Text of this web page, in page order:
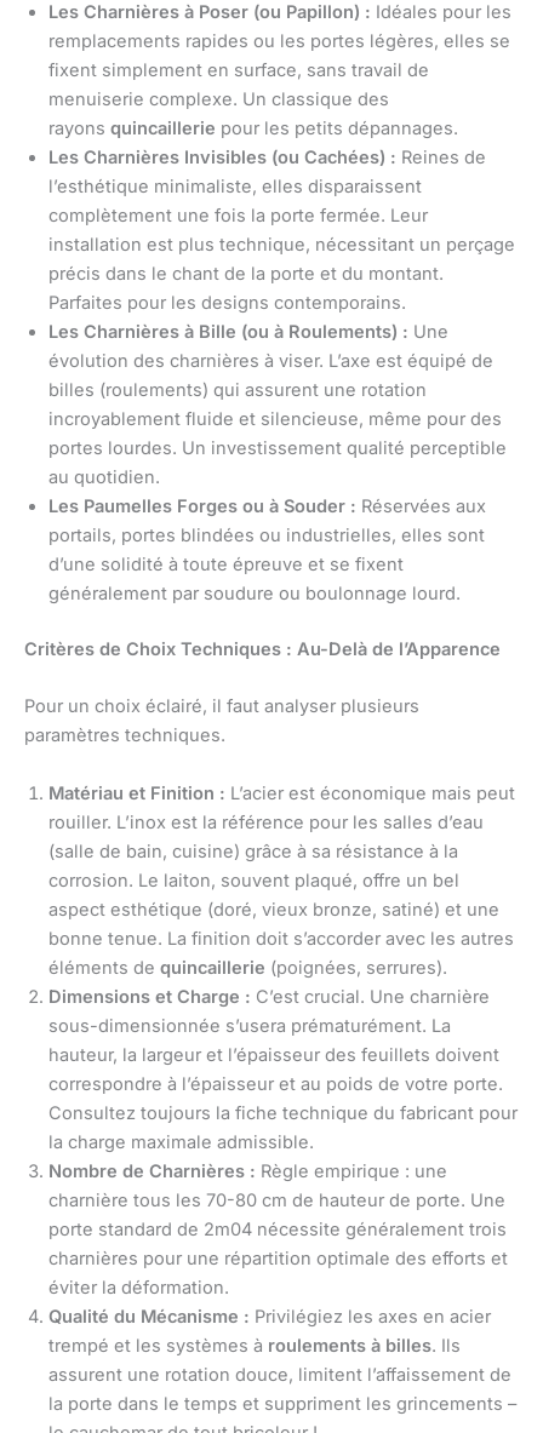
Les Charnières à Poser (ou Papillon) : Idéales pour les
remplacements rapides ou les portes légères, elles se
fixent simplement en surface, sans travail de
menuiserie complexe. Un classique des
rayons quincaillerie pour les petits dépannages.
Les Charnières Invisibles (ou Cachées) : Reines de
l’esthétique minimaliste, elles disparaissent
complètement une fois la porte fermée. Leur
installation est plus technique, nécessitant un perçage
précis dans le chant de la porte et du montant.
Parfaites pour les designs contemporains.
Les Charnières à Bille (ou à Roulements) : Une
évolution des charnières à viser. L’axe est équipé de
billes (roulements) qui assurent une rotation
incroyablement fluide et silencieuse, même pour des
portes lourdes. Un investissement qualité perceptible
au quotidien.
Les Paumelles Forges ou à Souder : Réservées aux
portails, portes blindées ou industrielles, elles sont
d’une solidité à toute épreuve et se fixent
généralement par soudure ou boulonnage lourd.
Critères de Choix Techniques : Au-Delà de l’Apparence
Pour un choix éclairé, il faut analyser plusieurs
paramètres techniques.
Matériau et Finition : L’acier est économique mais peut
rouiller. L’inox est la référence pour les salles d’eau
(salle de bain, cuisine) grâce à sa résistance à la
corrosion. Le laiton, souvent plaqué, offre un bel
aspect esthétique (doré, vieux bronze, satiné) et une
bonne tenue. La finition doit s’accorder avec les autres
éléments de quincaillerie (poignées, serrures).
Dimensions et Charge : C’est crucial. Une charnière
sous-dimensionnée s’usera prématurément. La
hauteur, la largeur et l’épaisseur des feuillets doivent
correspondre à l’épaisseur et au poids de votre porte.
Consultez toujours la fiche technique du fabricant pour
la charge maximale admissible.
Nombre de Charnières : Règle empirique : une
charnière tous les 70-80 cm de hauteur de porte. Une
porte standard de 2m04 nécessite généralement trois
charnières pour une répartition optimale des efforts et
éviter la déformation.
Qualité du Mécanisme : Privilégiez les axes en acier
trempé et les systèmes à roulements à billes. Ils
assurent une rotation douce, limitent l’affaissement de
la porte dans le temps et suppriment les grincements –